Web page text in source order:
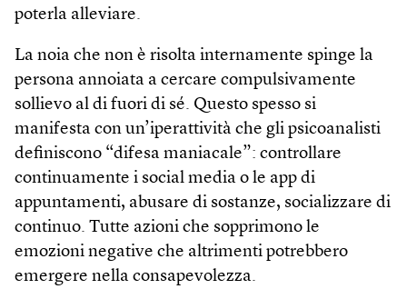
poterla alleviare.
La noia che non è risolta internamente spinge la
persona annoiata a cercare compulsivamente
sollievo al di fuori di sé. Questo spesso si
manifesta con un’iperattività che gli psicoanalisti
definiscono “difesa maniacale”: controllare
continuamente i social media o le app di
appuntamenti, abusare di sostanze, socializzare di
continuo. Tutte azioni che sopprimono le
emozioni negative che altrimenti potrebbero
emergere nella consapevolezza.